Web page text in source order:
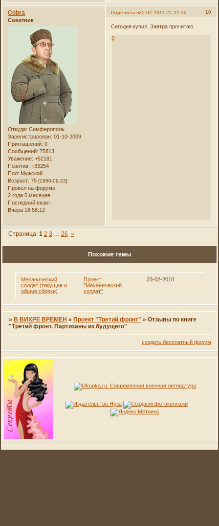
Поделиться 10
20-02-2011 21:22:32
Cobra
Советник
Откуда: Симферополь
Зарегистрирован: 01-10-2009
Приглашений: 0
Сообщений: 75813
Уважение: +52181
Позитив: +33254
Пол: Мужской
Возраст: 75[1950-09-22]
Провел на форуме:
2 года 5 месяцев
Последний визит:
Вчера 18:58:12
Сегодня купил. Завтра прочитаю.
0
Страница: 1 2 3 … 26 »
Похожие темы
Механический
солдат (текущие и
общие сборки)
Проект
"Механический
солдат"
23-02-2010
» В ВИХРЕ ВРЕМЕН » Проект "Третий фронт" » Отзывы по книге
"Третий фронт. Партизаны из будущего"
создать бесплатный форум